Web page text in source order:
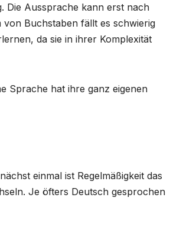
Die Aussprache kann erst nach
Buchstaben fällt es schwierig
da sie in ihrer Komplexität
Sprache hat ihre ganz eigenen
einmal ist Regelmäßigkeit das
Je öfters Deutsch gesprochen